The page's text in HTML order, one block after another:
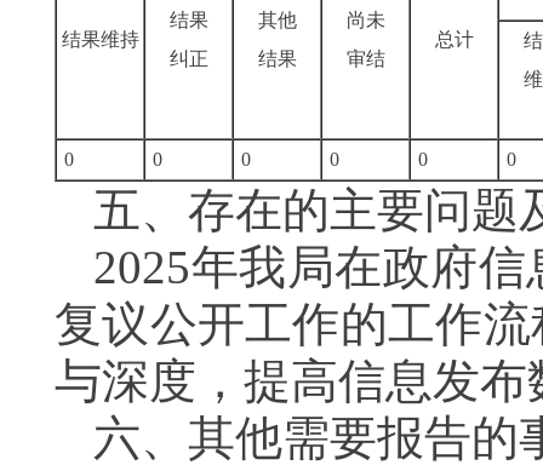
结果维持
结果
纠正
其他
结果
尚未
审结
总计
0 0 0 0 0
五、存在的主要问
2025年我局在政府
复议公开工作的工作
与深度，提高信息发
六、其他需要报告